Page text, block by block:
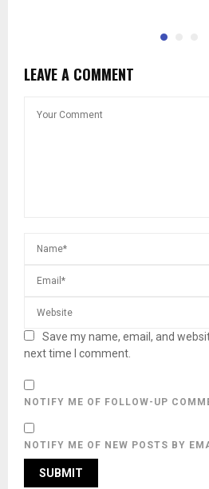
LEAVE A COMMENT
Save my name, email, and
next time I comment.
NOTIFY ME OF FOLLOW-UP
NOTIFY ME OF NEW POSTS BY